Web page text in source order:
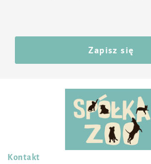
Zapisz się
Kontakt